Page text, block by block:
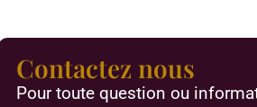
Contactez nous
Pour toute question ou